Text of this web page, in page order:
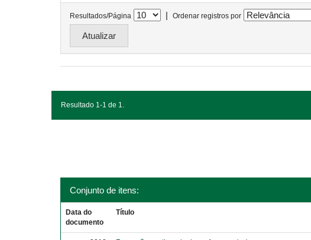
Resultados/Página | Ordenar registros por
Resultado 1-1 de 1.
Conjunto de itens:
Data do
documento
Título